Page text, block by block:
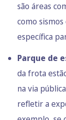
são áreas
como
específica
Parque de
da frota
na via
refletir a